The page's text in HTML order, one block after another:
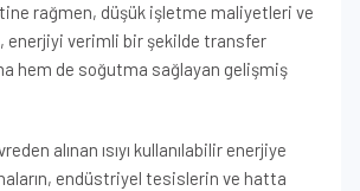
rağmen, düşük işletme maliyetleri ve
enerjiyi verimli bir şekilde transfer
hem de soğutma sağlayan gelişmiş
alınan ısıyı kullanılabilir enerjiye
endüstriyel tesislerin ve hatta